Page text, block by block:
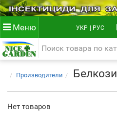
Меню УКР | РУС
Производители
Нет товаров